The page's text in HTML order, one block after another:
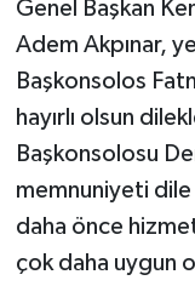
Genel Başkan
Adem Akpınar,
Başkonsolos
hayırlı olsun
Başkonsolosu
memnuniyeti
daha önce
çok daha uygun